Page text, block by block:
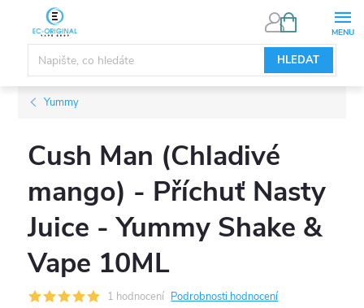
obsah
HLEDAT
NÁKUPNÍ
Yummy
Cush Man (Chladivé
mango) - Příchuť Nasty
Juice - Yummy Shake &
Vape 10ML
1 hodnocení Podrobnosti hodnocení